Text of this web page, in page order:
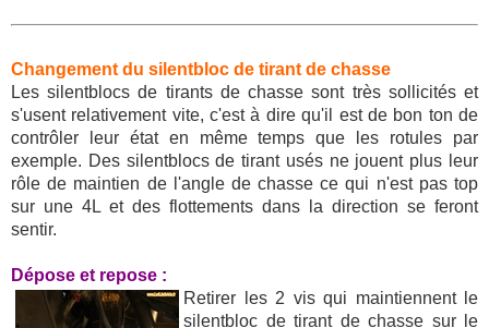
Changement du silentbloc de tirant de chasse
Les silentblocs de tirants de chasse sont très sollicités et
s'usent relativement vite, c'est à dire qu'il est de bon ton de
contrôler leur état en même temps que les rotules par
exemple. Des silentblocs de tirant usés ne jouent plus leur
rôle de maintien de l'angle de chasse ce qui n'est pas top
sur une 4L et des flottements dans la direction se feront
sentir.
Dépose et repose :
Retirer les 2 vis qui maintiennent le
silentbloc de tirant de chasse sur le